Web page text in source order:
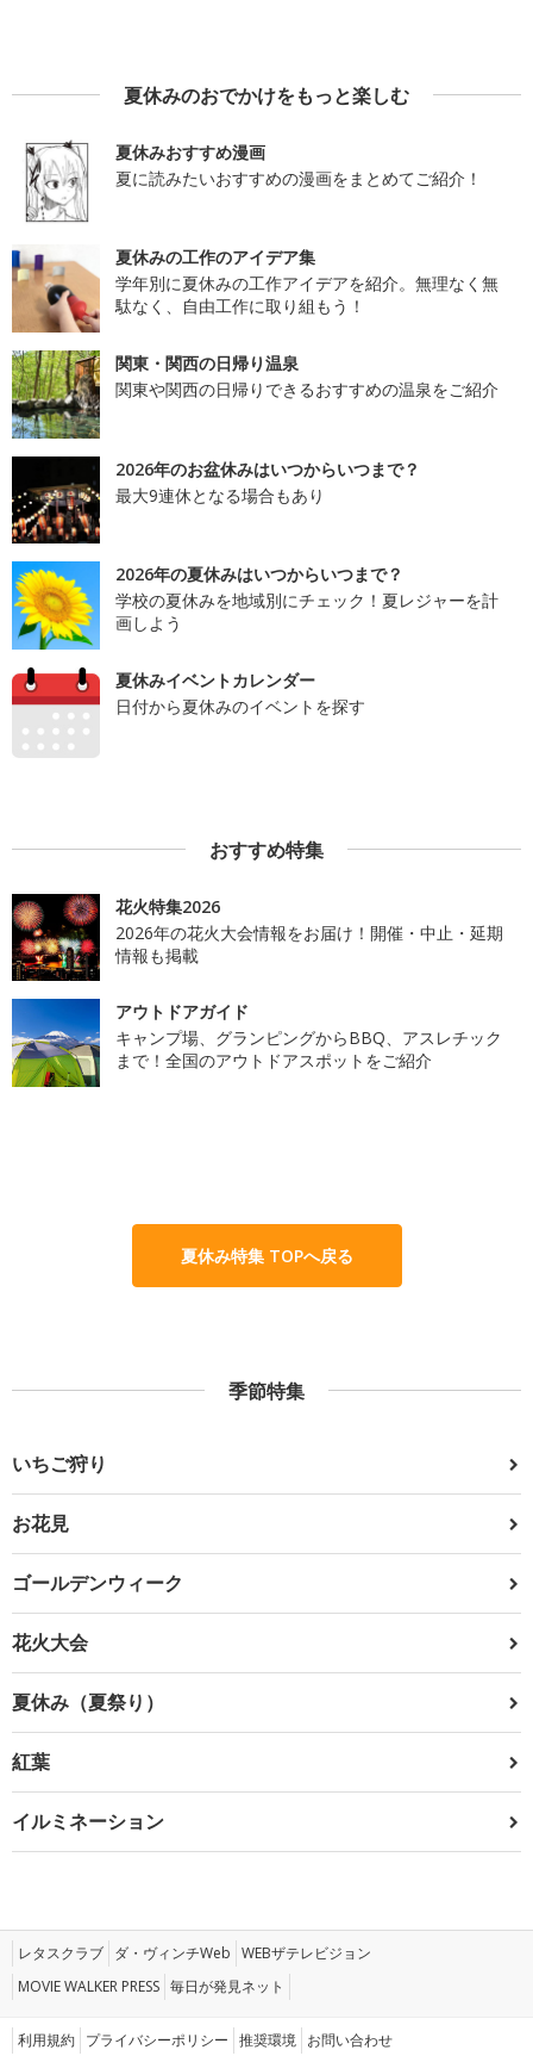
夏休みのおでかけをもっと楽しむ
夏休みおすすめ漫画
夏に読みたいおすすめの漫画をまとめてご紹介！
夏休みの工作のアイデア集
学年別に夏休みの工作アイデアを紹介。無理なく無
駄なく、自由工作に取り組もう！
関東・関西の日帰り温泉
関東や関西の日帰りできるおすすめの温泉をご紹介
2026年のお盆休みはいつからいつまで？
最大9連休となる場合もあり
2026年の夏休みはいつからいつまで？
学校の夏休みを地域別にチェック！夏レジャーを計
画しよう
夏休みイベントカレンダー
日付から夏休みのイベントを探す
おすすめ特集
花火特集2026
2026年の花火大会情報をお届け！開催・中止・延期
情報も掲載
アウトドアガイド
キャンプ場、グランピングからBBQ、アスレチック
まで！全国のアウトドアスポットをご紹介
夏休み特集 TOPへ戻る
季節特集
いちご狩り
お花見
ゴールデンウィーク
花火大会
夏休み（夏祭り）
紅葉
イルミネーション
レタスクラブ ダ・ヴィンチWeb WEBザテレビジョン
MOVIE WALKER PRESS 毎日が発見ネット
利用規約 プライバシーポリシー 推奨環境 お問い合わせ